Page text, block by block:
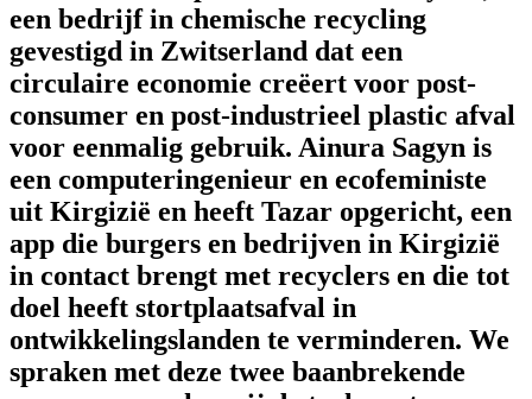
een bedrijf in chemische recycling
gevestigd in Zwitserland dat een
circulaire economie creëert voor post-
consumer en post-industrieel plastic afval
voor eenmalig gebruik. Ainura Sagyn is
een computeringenieur en ecofeministe
uit Kirgizië en heeft Tazar opgericht, een
app die burgers en bedrijven in Kirgizië
in contact brengt met recyclers en die tot
doel heeft stortplaatsafval in
ontwikkelingslanden te verminderen. We
spraken met deze twee baanbrekende